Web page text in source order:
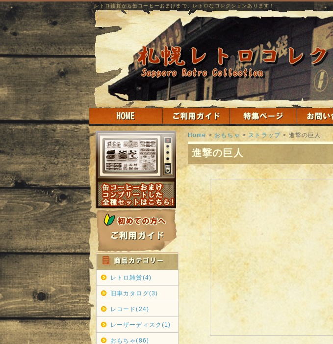
レトロ雑貨から缶コーヒーおまけまで、レトロなコレクションあります！
レトロ雑貨(4)
旧車カタログ(3)
レコード(24)
レーザーディスク(1)
おもちゃ(86)
Home > おもちゃ > ストラップ > 進撃の巨人
進撃の巨人